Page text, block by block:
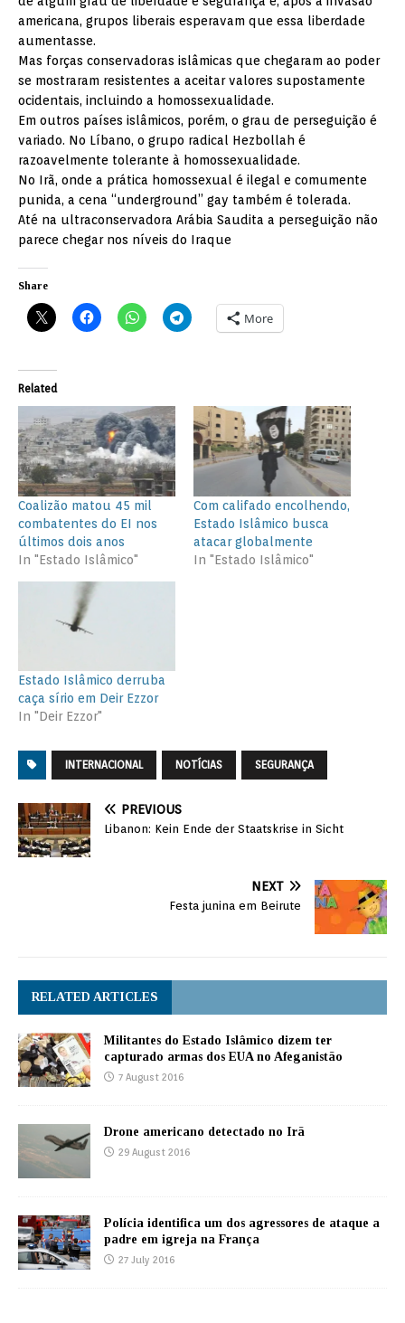
americana, grupos liberais esperavam que essa liberdade
aumentasse.
Mas forças conservadoras islâmicas que chegaram ao poder
se mostraram resistentes a aceitar valores supostamente
ocidentais, incluindo a homossexualidade.
Em outros países islâmicos, porém, o grau de perseguição é
variado. No Líbano, o grupo radical Hezbollah é
razoavelmente tolerante à homossexualidade.
No Irã, onde a prática homossexual é ilegal e comumente
punida, a cena “underground” gay também é tolerada.
Até na ultraconservadora Arábia Saudita a perseguição não
parece chegar nos níveis do Iraque
Share
More
Related
Coalizão matou 45 mil
combatentes do EI nos
últimos dois anos
In "Estado Islâmico"
Com califado encolhendo,
Estado Islâmico busca
atacar globalmente
In "Estado Islâmico"
Estado Islâmico derruba
caça sírio em Deir Ezzor
In "Deir Ezzor"
INTERNACIONAL NOTÍCIAS SEGURANÇA
PREVIOUS
Libanon: Kein Ende der Staatskrise in Sicht
NEXT
Festa junina em Beirute
RELATED ARTICLES
Militantes do Estado Islâmico dizem ter
capturado armas dos EUA no Afeganistão
7 August 2016
Drone americano detectado no Irã
29 August 2016
Polícia identifica um dos agressores de ataque a
padre em igreja na França
27 July 2016